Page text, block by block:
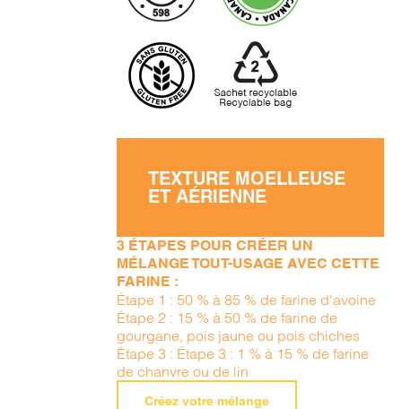
TEXTURE MOELLEUSE
ET AÉRIENNE
3 ÉTAPES POUR CRÉER UN
MÉLANGE TOUT-USAGE AVEC CETTE
FARINE :
Étape 1 : 50 % à 85 % de farine d'avoine
Étape 2 : 15 % à 50 % de farine de
gourgane, pois jaune ou pois chiches
Étape 3 : Étape 3 : 1 % à 15 % de farine
de chanvre ou de lin
Créez votre mélange